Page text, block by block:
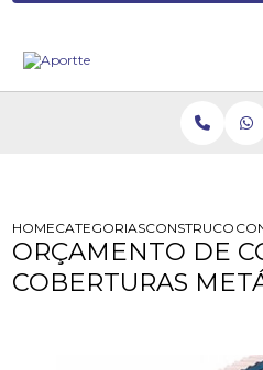
HOMECATEGORIASCONSTRUCOES
ORÇAMENTO DE
COBERTURAS